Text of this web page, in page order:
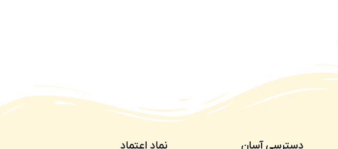
دسترسی آسان نماد اعتماد